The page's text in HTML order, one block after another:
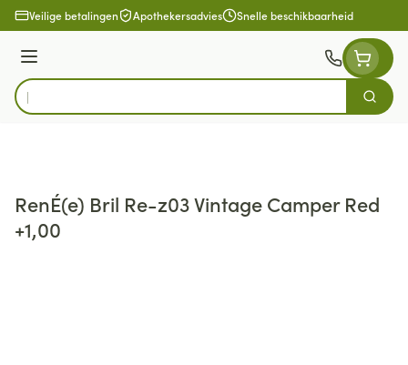
Ga naar de inhoud
Veilige betalingen Apothekersadvies Snelle beschikbaarheid
Menu
Product, merk, categorie...
Zoek
RenÉ(e) Bril Re-z03 Vintage Camper Red
+1,00